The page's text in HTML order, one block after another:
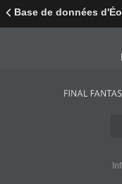
Base de données